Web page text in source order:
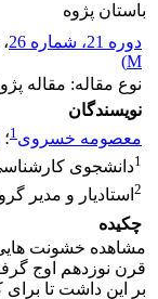
باستان پژوه
دوره 21، شماره 26
،
M
)
نوع مقاله: مقاله
نویسندگان
معصومه خسروی1؛
1دانشجوی
2 استادیار و مدیر
چکیده
مشاهده خشونت
قرن نوزدهم اوج
بر این داشت تا